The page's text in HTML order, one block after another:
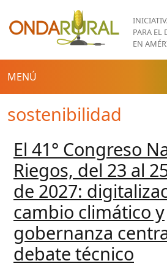
Pasar al contenido principal
PARA EL
EN
MENÚ
sostenibilidad
El 41° Congreso
Riegos, del 23 al
de 2027:
cambio climático y
gobernanza
debate técnico